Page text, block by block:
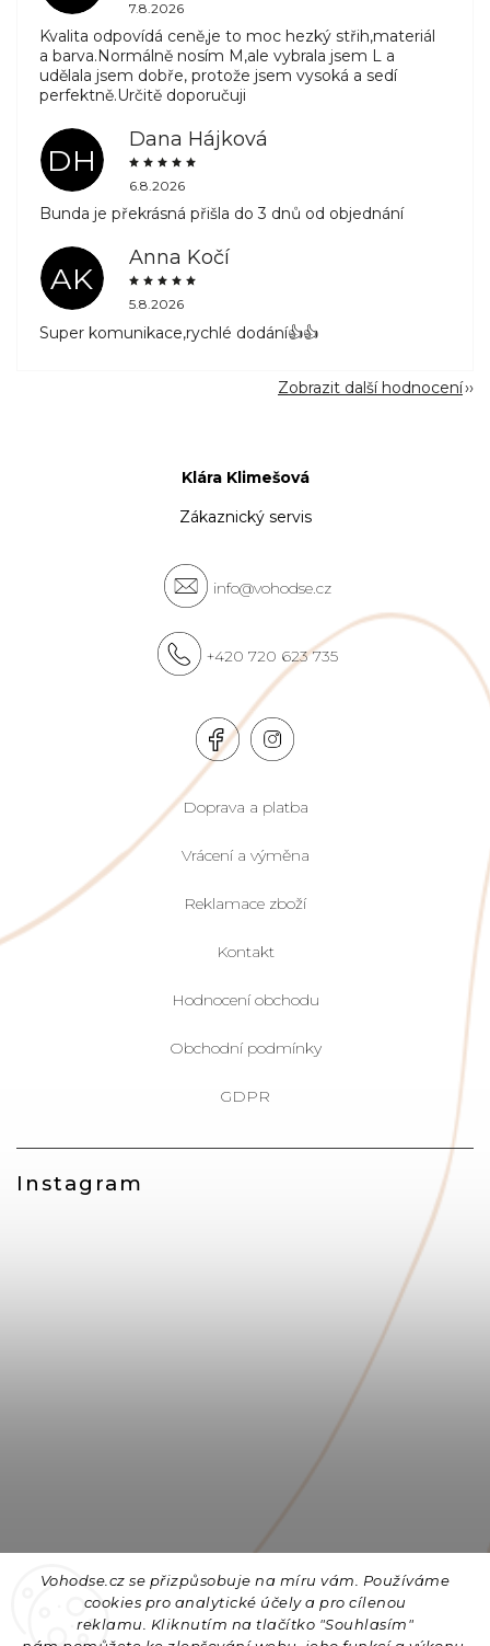
Vohodse.cz se přizpůsobuje na míru vám. Používáme
cookies pro analytické účely a pro cílenou
reklamu. Kliknutím na tlačítko "Souhlasím"
7.8.2026
Kvalita odpovídá ceně,je to moc hezký střih,materiál
a barva.Normálně nosím M,ale vybrala jsem L a
udělala jsem dobře, protože jsem vysoká a sedí
perfektně.Určitě doporučuji
DH
Dana Hájková
6.8.2026
Bunda je překrásná přišla do 3 dnů od objednání
AK
Anna Kočí
5.8.2026
Super komunikace,rychlé dodání👍👍
Zobrazit další hodnocení
Instagram
Klára Klimešová
Zákaznický servis
info@vohodse.cz
+420 720 623 735
Doprava a platba
Vrácení a výměna
Reklamace zboží
Kontakt
Hodnocení obchodu
Obchodní podmínky
GDPR